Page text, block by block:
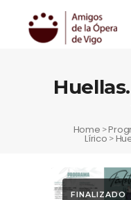
Home >
Lírico >
FINALIZADO